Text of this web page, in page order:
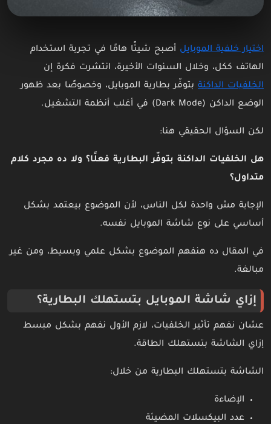
اختيار خلفية الموبايل أصبح شيئًا هامًا في تجربة استخدام
الهاتف ككل، وخلال السنوات الأخيرة، انتشرت فكرة إن
الخلفيات الداكنة بتوفّر بطارية الموبايل، وخصوصًا بعد ظهور
الوضع الداكن (Dark Mode) في أغلب أنظمة التشغيل.
لكن السؤال الحقيقي هنا:
هل الخلفيات الداكنة بتوفّر البطارية فعلًا؟ ولا ده مجرد كلام
متداول؟
الإجابة مش واحدة لكل الناس، لأن الموضوع بيعتمد بشكل
أساسي على نوع شاشة الموبايل نفسه.
في المقال ده هنفهم الموضوع بشكل علمي وبسيط، ومن غير
مبالغة.
إزاي شاشة الموبايل بتستهلك البطارية؟
عشان نفهم تأثير الخلفيات، لازم الأول نفهم بشكل مبسط
إزاي الشاشة بتستهلك الطاقة.
الشاشة بتستهلك البطارية من خلال:
الإضاءة
عدد البيكسلات المضيئة